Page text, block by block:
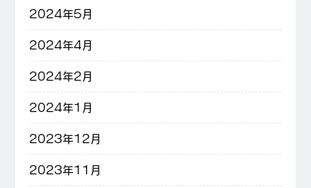
2024年5月
2024年4月
2024年2月
2024年1月
2023年12月
2023年11月